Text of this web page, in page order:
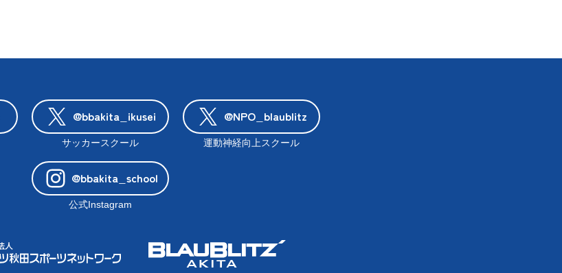
@bbakita_ikusei
サッカースクール
@NPO_blaublitz
運動神経向上スクール
@bbakita_school
公式Instagram